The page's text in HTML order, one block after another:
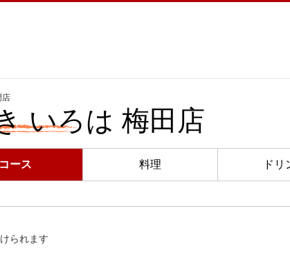
店
いろは 梅田店
コース 料理 ドリ
られます